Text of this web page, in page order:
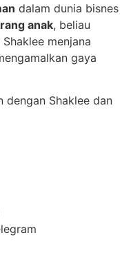
dalam dunia bisnes
anak, beliau
menjana
gaya
dengan Shaklee dan